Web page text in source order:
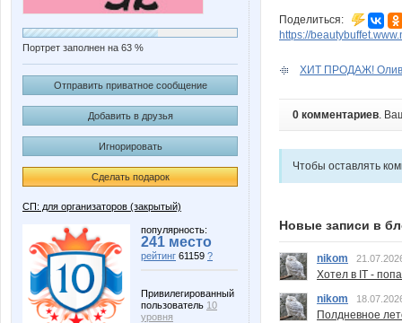
Портрет заполнен на 63 %
Отправить приватное сообщение
Добавить в друзья
Игнорировать
Сделать подарок
СП: для организаторов (закрытый)
популярность:
241 место
рейтинг 61159 ?
Привилегированный
пользователь 10
уровня
Поделиться:
https://
ХИТ ПРОДАЖ!
0 комментариев.
Чтобы оставлять
Новые записи в
nikom
Хотел в IT -
nikom
Полдневное